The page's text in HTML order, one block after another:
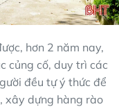
hơn 2 năm nay,
củng cố, duy trì các
đều tự ý thức để
xây dựng hàng rào